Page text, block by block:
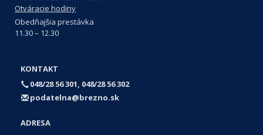
Otváracie hodiny
Obedňajšia prestávka
11.30 – 12.30
KONTAKT
048/28 56 301, 048/28 56 302
podatelna@brezno.sk
ADRESA